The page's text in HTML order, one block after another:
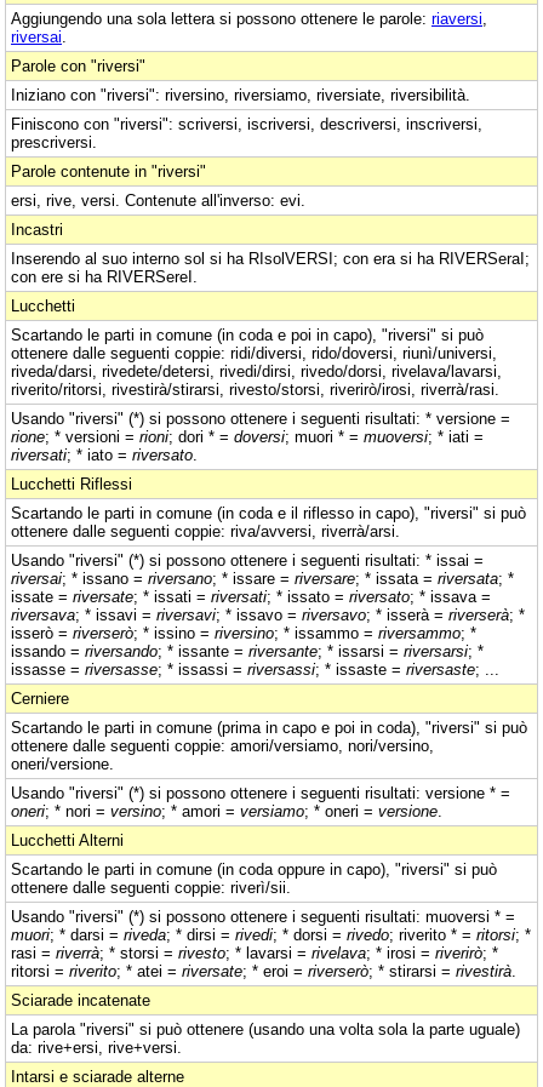
Aggiungendo una sola lettera si possono ottenere le parole: riaversi
riversai
Parole con "riversi"
Iniziano con "riversi": riversino, riversiamo, riversiate, riversibilità.
Finiscono con "riversi": scriversi, iscriversi, descriversi, inscriversi,
prescriversi.
Parole contenute in "riversi"
ersi, rive, versi. Contenute all'inverso: evi.
Incastri
Inserendo al suo interno sol si ha RIsolVERSI; con era si ha RIVERSeraI;
con ere si ha RIVERSereI.
Lucchetti
Scartando le parti in comune (in coda e poi in capo), "riversi" si può
ottenere dalle seguenti coppie: ridi/diversi, rido/doversi, riunì/universi,
riveda/darsi, rivedete/detersi, rivedi/dirsi, rivedo/dorsi, rivelava/lavarsi,
riverito/ritorsi, rivestirà/stirarsi, rivesto/storsi, riverirò/irosi, riverrà/rasi.
Usando "riversi" (*) si possono ottenere i seguenti risultati: * versione =
rione; * versioni = rioni; dori * = doversi; muori * = muoversi; * iati =
riversati; * iato = riversato
Lucchetti Riflessi
Scartando le parti in comune (in coda e il riflesso in capo), "riversi" si può
ottenere dalle seguenti coppie: riva/avversi, riverrà/arsi.
Usando "riversi" (*) si possono ottenere i seguenti risultati: * issai =
riversai; * issano = riversano; * issare = riversare; * issata = riversata; *
issate = riversate; * issati = riversati; * issato = riversato; * issava =
riversava; * issavi = riversavi; * issavo = riversavo; * isserà = riverserà; *
isserò = riverserò; * issino = riversino; * issammo = riversammo; *
issando = riversando; * issante = riversante; * issarsi = riversarsi; *
issasse = riversasse; * issassi = riversassi; * issaste = riversaste; ...
Cerniere
Scartando le parti in comune (prima in capo e poi in coda), "riversi" si può
ottenere dalle seguenti coppie: amori/versiamo, nori/versino,
oneri/versione.
Usando "riversi" (*) si possono ottenere i seguenti risultati: versione * =
oneri; * nori = versino; * amori = versiamo; * oneri = versione
Lucchetti Alterni
Scartando le parti in comune (in coda oppure in capo), "riversi" si può
ottenere dalle seguenti coppie: riverì/sii.
Usando "riversi" (*) si possono ottenere i seguenti risultati: muoversi * =
muori; * darsi = riveda; * dirsi = rivedi; * dorsi = rivedo; riverito * = ritorsi; *
rasi = riverrà; * storsi = rivesto; * lavarsi = rivelava; * irosi = riverirò; *
ritorsi = riverito; * atei = riversate; * eroi = riverserò; * stirarsi = rivestirà
Sciarade incatenate
La parola "riversi" si può ottenere (usando una volta sola la parte uguale)
da: rive+ersi, rive+versi.
Intarsi e sciarade alterne